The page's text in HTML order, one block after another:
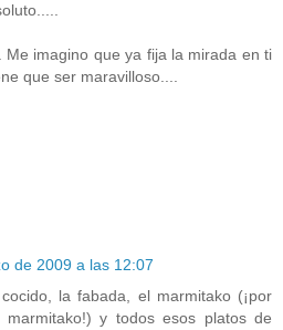
Me imagino que ya fija la mirada en ti
que ser maravilloso....
de 2009 a las 12:07
la fabada, el marmitako (¡por
y todos esos platos de